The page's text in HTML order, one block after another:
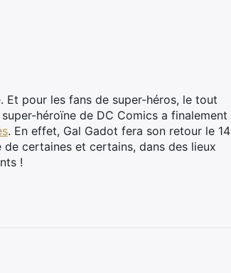
Et pour les fans de super-héros, le tout
héroïne de DC Comics a finalement
. En effet, Gal Gadot fera son retour le 14
certaines et certains, dans des lieux
!